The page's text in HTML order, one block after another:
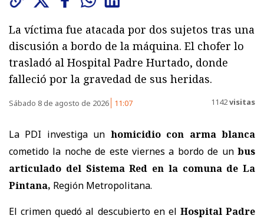
La víctima fue atacada por dos sujetos tras una
discusión a bordo de la máquina. El chofer lo
trasladó al Hospital Padre Hurtado, donde
falleció por la gravedad de sus heridas.
Sábado 8 de agosto de 2026 11:07 1142visitas
La PDI investiga un homicidio con arma blanca
cometido la noche de este viernes a bordo de un bus
articulado del Sistema Red en la comuna de La
Pintana, Región Metropolitana.
El crimen quedó al descubierto en el Hospital Padre